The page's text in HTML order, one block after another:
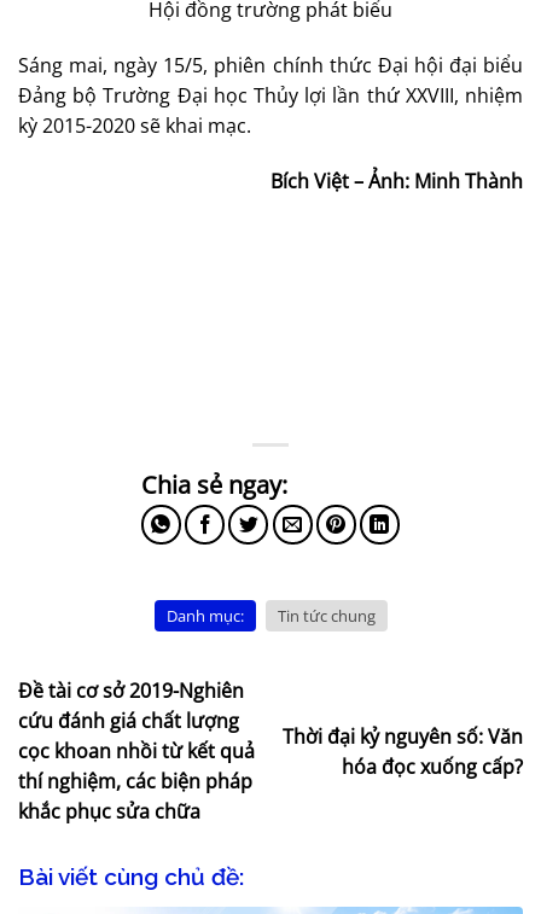
Hội đồng trường phát biểu
Sáng mai, ngày 15/5, phiên chính thức Đại hội đại biểu
Đảng bộ Trường Đại học Thủy lợi lần thứ XXVIII, nhiệm
kỳ 2015-2020 sẽ khai mạc.
Bích Việt – Ảnh: Minh Thành
Danh mục: Tin tức chung
Đề tài cơ sở 2019-Nghiên
cứu đánh giá chất lượng
cọc khoan nhồi từ kết quả
thí nghiệm, các biện pháp
khắc phục sửa chữa
Thời đại kỷ nguyên số: Văn
hóa đọc xuống cấp?
Bài viết cùng chủ đề: